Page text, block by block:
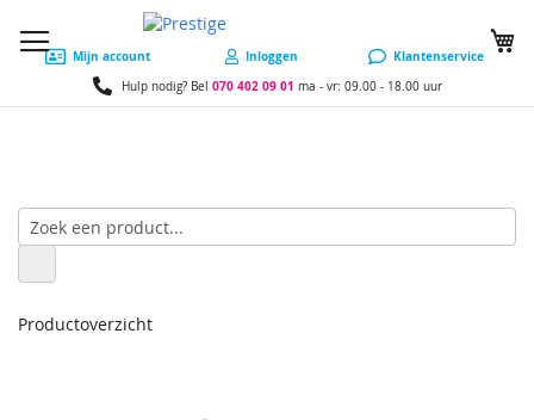
Mijn account Inloggen Klantenservice
Hulp nodig? Bel 070 402 09 01 ma - vr: 09.00 - 18.00 uur
Productoverzicht